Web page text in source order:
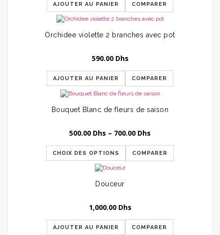
AJOUTER AU PANIER COMPARER
Orchidee violette 2 branches avec pot
590.00 Dhs
AJOUTER AU PANIER COMPARER
Bouquet Blanc de fleurs de saison
500.00 Dhs – 700.00 Dhs
CHOIX DES OPTIONS COMPARER
Douceur
1,000.00 Dhs
AJOUTER AU PANIER COMPARER